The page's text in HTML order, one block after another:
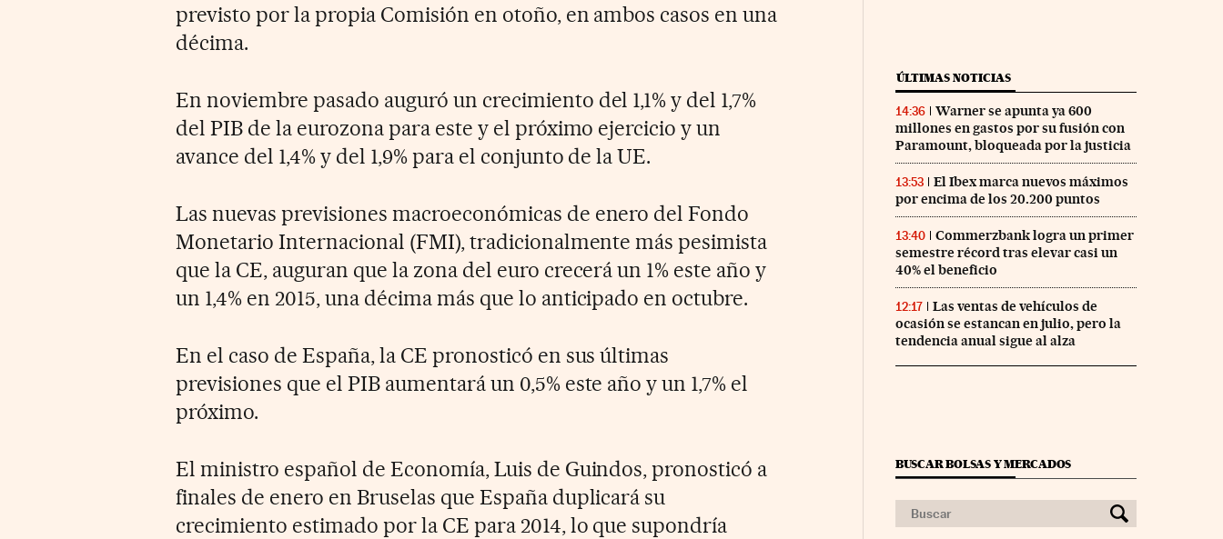
previsto por la propia Comisión en otoño, en ambos casos en una
décima.
En noviembre pasado auguró un crecimiento del 1,1% y del 1,7%
del PIB de la eurozona para este y el próximo ejercicio y un
avance del 1,4% y del 1,9% para el conjunto de la UE.
Las nuevas previsiones macroeconómicas de enero del Fondo
Monetario Internacional (FMI), tradicionalmente más pesimista
que la CE, auguran que la zona del euro crecerá un 1% este año y
un 1,4% en 2015, una décima más que lo anticipado en octubre.
En el caso de España, la CE pronosticó en sus últimas
previsiones que el PIB aumentará un 0,5% este año y un 1,7% el
próximo.
El ministro español de Economía, Luis de Guindos, pronosticó a
finales de enero en Bruselas que España duplicará su
crecimiento estimado por la CE para 2014, lo que supondría
ÚLTIMAS NOTICIAS
14:36
Warner se apunta ya 600
millones en gastos por su fusión con
Paramount, bloqueada por la justicia
13:53
El Ibex marca nuevos máximos
por encima de los 20.200 puntos
13:40
Commerzbank logra un primer
semestre récord tras elevar casi un
40% el beneficio
12:17
Las ventas de vehículos de
ocasión se estancan en julio, pero la
tendencia anual sigue al alza
BUSCAR BOLSAS Y MERCADOS